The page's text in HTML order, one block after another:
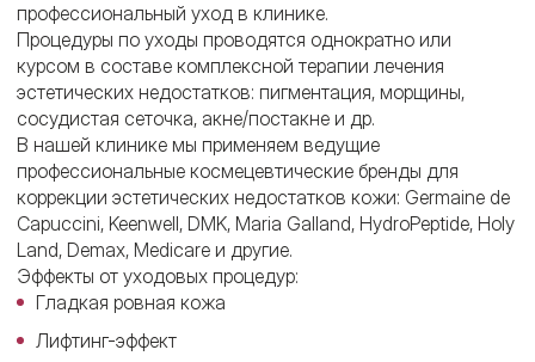
профессиональный уход в клинике.
Процедуры по уходы проводятся однократно или
курсом в составе комплексной терапии лечения
эстетических недостатков: пигментация, морщины,
сосудистая сеточка, акне/постакне и др.
В нашей клинике мы применяем ведущие
профессиональные космецевтические бренды для
коррекции эстетических недостатков кожи: Germaine de
Capuccini, Keenwell, DMK, Maria Galland, HydroPeptide, Holy
Land, Demax, Medicare и другие.
Эффекты от уходовых процедур:
Гладкая ровная кожа
Лифтинг-эффект